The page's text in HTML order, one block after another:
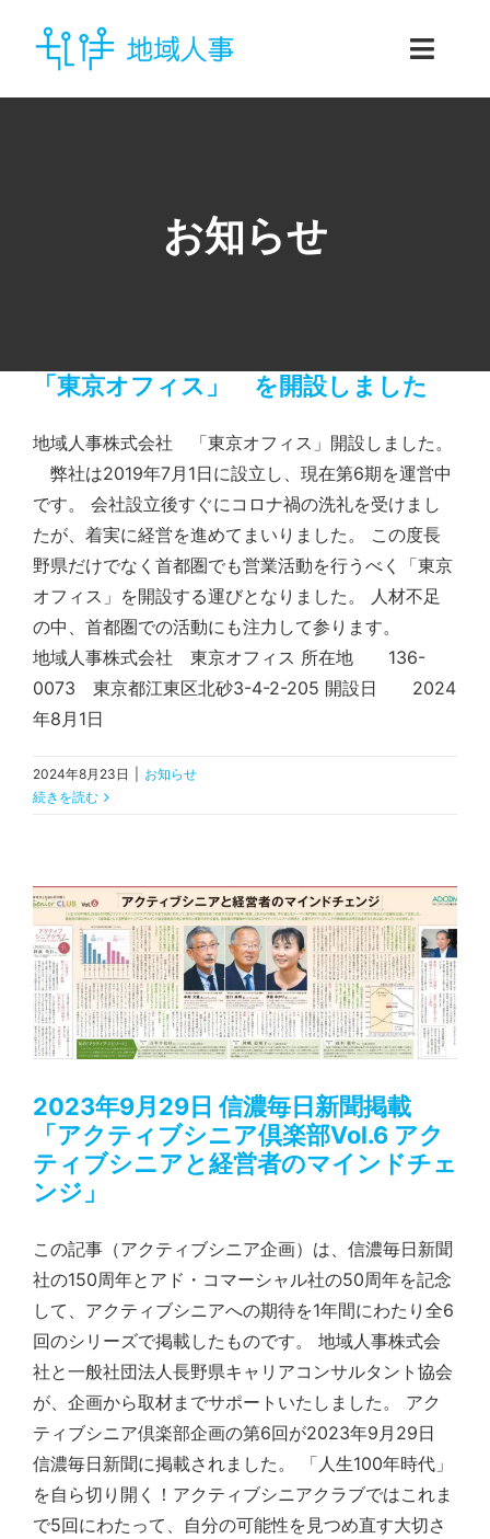
content
個人向けサービス
お問い合わせ
お知らせ
「東京オフィス」 を開設しました
地域人事株式会社 「東京オフィス」開設しました。
弊社は2019年7月1日に設立し、現在第6期を運営中
です。 会社設立後すぐにコロナ禍の洗礼を受けまし
たが、着実に経営を進めてまいりました。 この度長
野県だけでなく首都圏でも営業活動を行うべく「東京
オフィス」を開設する運びとなりました。 人材不足
の中、首都圏での活動にも注力して参ります。
地域人事株式会社 東京オフィス 所在地 136-
0073 東京都江東区北砂3-4-2-205 開設日 2024
年8月1日
2024年8月23日
お知らせ
続きを読む
2023年9月29日 信濃毎日新聞掲載
「アクティブシニア倶楽部Vol.6 アク
ティブシニアと経営者のマインドチェ
ンジ」
この記事（アクティブシニア企画）は、信濃毎日新聞
社の150周年とアド・コマーシャル社の50周年を記念
して、アクティブシニアへの期待を1年間にわたり全6
回のシリーズで掲載したものです。 地域人事株式会
社と一般社団法人長野県キャリアコンサルタント協会
が、企画から取材までサポートいたしました。 アク
ティブシニア倶楽部企画の第6回が2023年9月29日
信濃毎日新聞に掲載されました。 「人生100年時代」
を自ら切り開く！アクティブシニアクラブではこれま
で5回にわたって、自分の可能性を見つめ直す大切さ